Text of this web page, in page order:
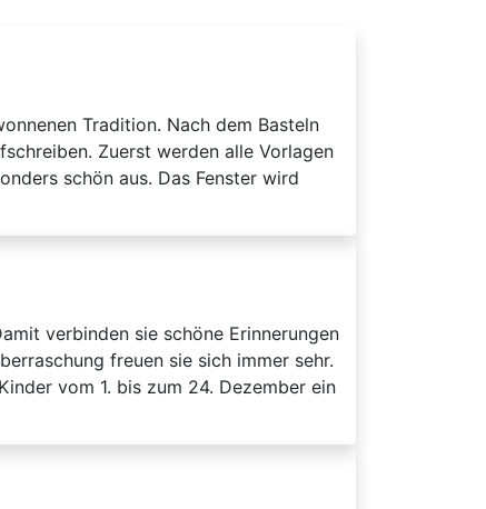
Tradition. Nach dem Basteln
Zuerst werden alle Vorlagen
schön aus. Das Fenster wird
verbinden sie schöne Erinnerungen
freuen sie sich immer sehr.
vom 1. bis zum 24. Dezember ein